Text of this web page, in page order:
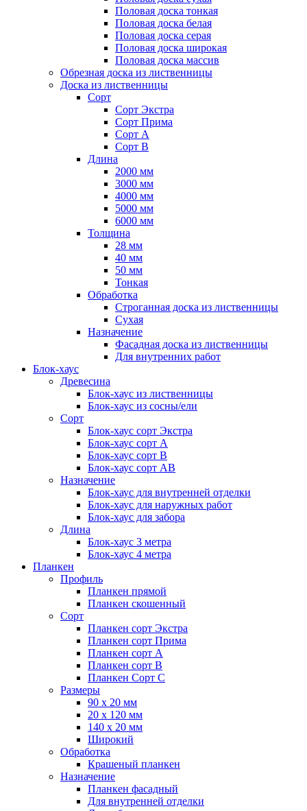
Половая доска тонкая
Половая доска белая
Половая доска серая
Половая доска широкая
Половая доска массив
Обрезная доска из лиственницы
Доска из лиственницы
Сорт
Сорт Экстра
Сорт Прима
Сорт А
Сорт B
Длина
2000 мм
3000 мм
4000 мм
5000 мм
6000 мм
Толщина
28 мм
40 мм
50 мм
Тонкая
Обработка
Строганная доска из лиственницы
Сухая
Назначение
Фасадная доска из лиственницы
Для внутренних работ
Блок-хаус
Древесина
Блок-хаус из лиственницы
Блок-хаус из сосны/ели
Сорт
Блок-хаус сорт Экстра
Блок-хаус сорт А
Блок-хаус сорт B
Блок-хаус сорт АВ
Назначение
Блок-хаус для внутренней отделки
Блок-хаус для наружных работ
Блок-хаус для забора
Длина
Блок-хаус 3 метра
Блок-хаус 4 метра
Планкен
Профиль
Планкен прямой
Планкен скошенный
Сорт
Планкен сорт Экстра
Планкен сорт Прима
Планкен сорт А
Планкен сорт B
Планкен Сорт C
Размеры
90 х 20 мм
20 х 120 мм
140 х 20 мм
Широкий
Обработка
Крашеный планкен
Назначение
Планкен фасадный
Для внутренней отделки